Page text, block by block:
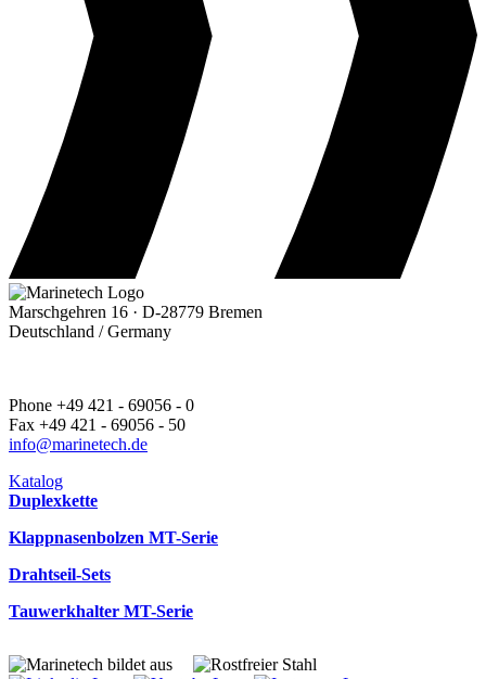
Marschgehren 16 · D-28779 Bremen
Deutschland / Germany
Phone +49 421 - 69056 - 0
Fax +49 421 - 69056 - 50
info@marinetech.de
Katalog
Duplexkette
Klappnasenbolzen MT-Serie
Drahtseil-Sets
Tauwerkhalter MT-Serie